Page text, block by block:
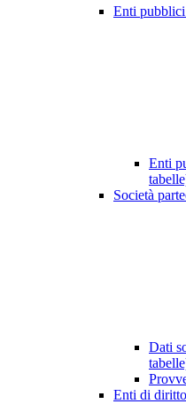
Enti
Enti
Società
Dati
Enti di